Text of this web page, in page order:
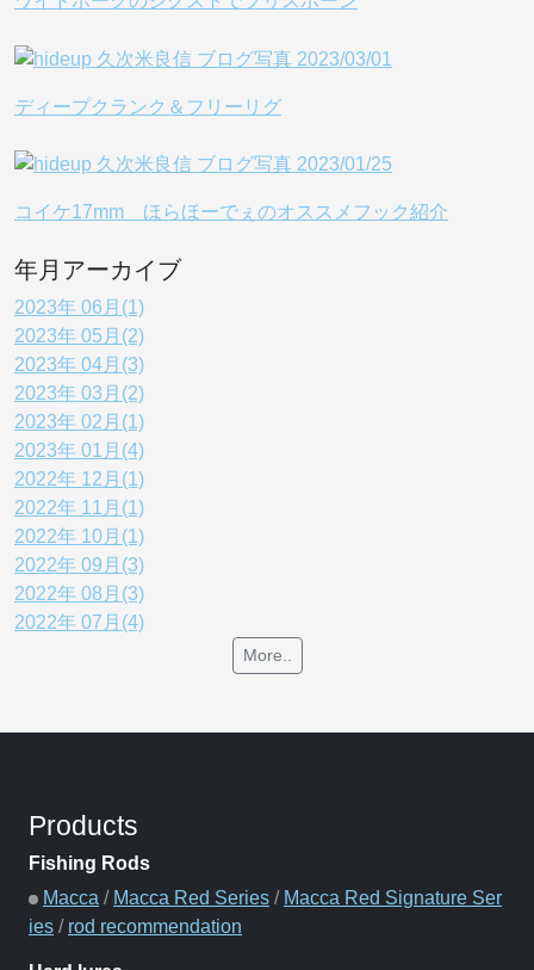
ディープクランク＆フリーリグ
コイケ17mm ほらほーでぇのオススメフック紹介
年月アーカイブ
2023年 06月(1)
2023年 05月(2)
2023年 04月(3)
2023年 03月(2)
2023年 02月(1)
2023年 01月(4)
2022年 12月(1)
2022年 11月(1)
2022年 10月(1)
2022年 09月(3)
2022年 08月(3)
2022年 07月(4)
More..
Products
Fishing Rods
Macca / Macca Red Series / Macca Red Signature Ser
ies / rod recommendation